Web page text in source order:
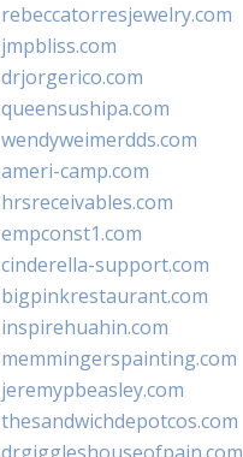
rebeccatorresjewelry.com
jmpbliss.com
drjorgerico.com
queensushipa.com
wendyweimerdds.com
ameri-camp.com
hrsreceivables.com
empconst1.com
cinderella-support.com
bigpinkrestaurant.com
inspirehuahin.com
memmingerspainting.com
jeremypbeasley.com
thesandwichdepotcos.com